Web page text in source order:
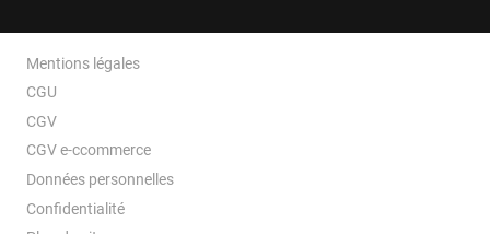
Mentions légales
CGU
CGV
CGV e-ccommerce
Données personnelles
Confidentialité